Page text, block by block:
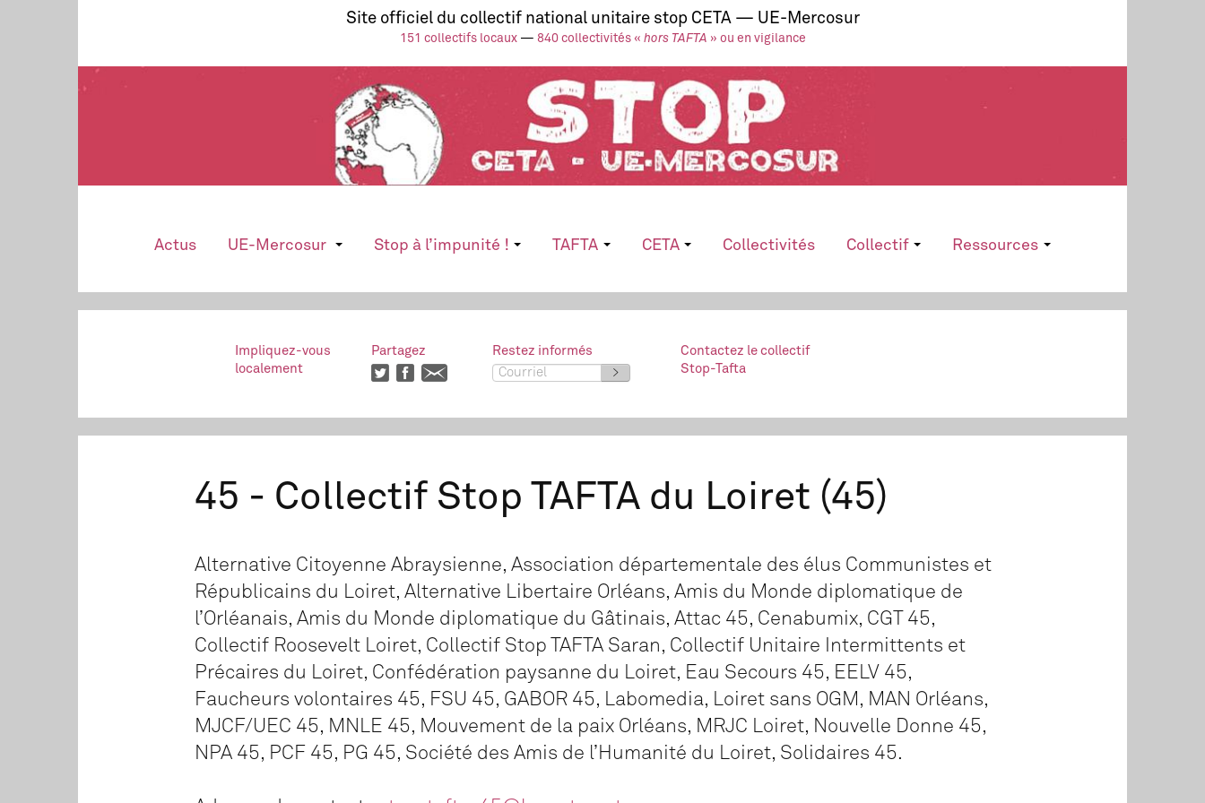
Site officiel du collectif national unitaire stop CETA — UE-Mercosur
151 collectifs locaux— 840 collectivités « hors TAFTA » ou en vigilance
Actus UE-Mercosur Stop à l’impunité ! TAFTA CETA Collectivités Collectif Ressources
Impliquez-vous
localement
Partagez
Restez informés
>
Contactez le collectif
Stop-Tafta
45 - Collectif Stop TAFTA du Loiret (45)
Alternative Citoyenne Abraysienne, Association départementale des élus Communistes et
Républicains du Loiret, Alternative Libertaire Orléans, Amis du Monde diplomatique de
l’Orléanais, Amis du Monde diplomatique du Gâtinais, Attac 45, Cenabumix, CGT 45,
Collectif Roosevelt Loiret, Collectif Stop TAFTA Saran, Collectif Unitaire Intermittents et
Précaires du Loiret, Confédération paysanne du Loiret, Eau Secours 45, EELV 45,
Faucheurs volontaires 45, FSU 45, GABOR 45, Labomedia, Loiret sans OGM, MAN Orléans,
MJCF/UEC 45, MNLE 45, Mouvement de la paix Orléans, MRJC Loiret, Nouvelle Donne 45,
NPA 45, PCF 45, PG 45, Société des Amis de l’Humanité du Loiret, Solidaires 45.